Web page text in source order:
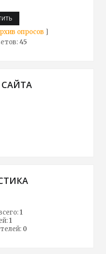
опросов ]
45
1
1
0